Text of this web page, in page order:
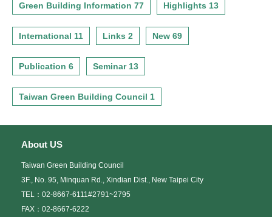
Green Building Information 77 Highlights 13
International 11 Links 2 New 69
Publication 6 Seminar 13
Taiwan Green Building Council 1
About US
Taiwan Green Building Council
3F., No. 95, Minquan Rd., Xindian Dist., New Taipei City
TEL：02-8667-6111#2791~2795
FAX：02-8667-6222